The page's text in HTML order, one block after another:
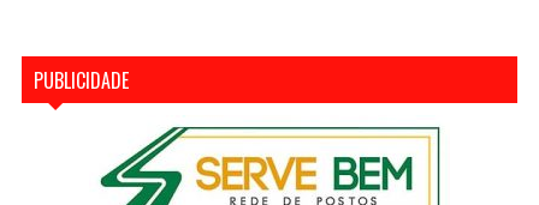
PUBLICIDADE